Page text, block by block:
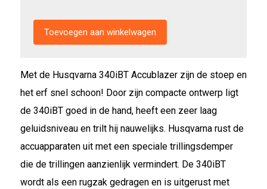
Met de Husqvarna 340iBT Accublazer zijn de stoep en
het erf snel schoon! Door zijn compacte ontwerp ligt
de 340iBT goed in de hand, heeft een zeer laag
geluidsniveau en trilt hij nauwelijks. Husqvarna rust de
accuapparaten uit met een speciale trillingsdemper
die de trillingen aanzienlijk vermindert. De 340iBT
wordt als een rugzak gedragen en is uitgerust met